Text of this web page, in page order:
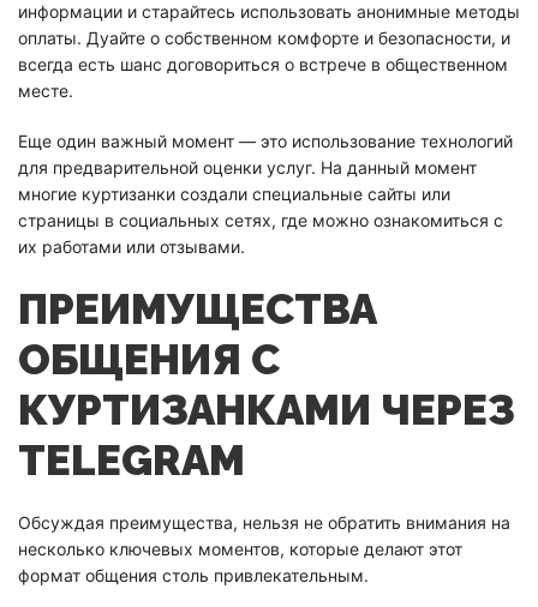
информации и старайтесь использовать анонимные методы
оплаты. Дуайте о собственном комфорте и безопасности, и
всегда есть шанс договориться о встрече в общественном
месте.
Еще один важный момент — это использование технологий
для предварительной оценки услуг. На данный момент
многие куртизанки создали специальные сайты или
страницы в социальных сетях, где можно ознакомиться с
их работами или отзывами.
ПРЕИМУЩЕСТВА
ОБЩЕНИЯ С
КУРТИЗАНКАМИ ЧЕРЕЗ
TELEGRAM
Обсуждая преимущества, нельзя не обратить внимания на
несколько ключевых моментов, которые делают этот
формат общения столь привлекательным.